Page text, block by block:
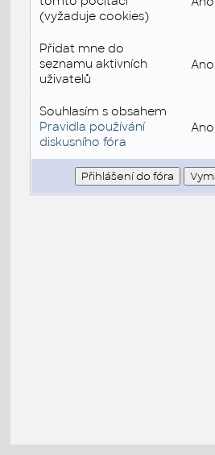
(vyžaduje cookies)
Přidat mne do
seznamu aktivních
uživatelů
Ano
Souhlasím s obsahem
Pravidla používání
diskusního fóra
Ano